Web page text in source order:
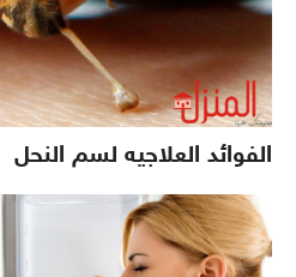
الفوائد العلاجيه لسم النحل